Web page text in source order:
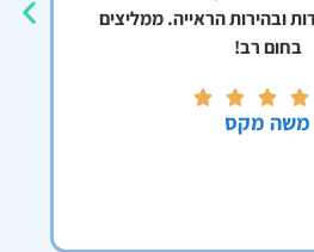
ובהירות הראייה. ממליצים
בחום רב!
משה מקס